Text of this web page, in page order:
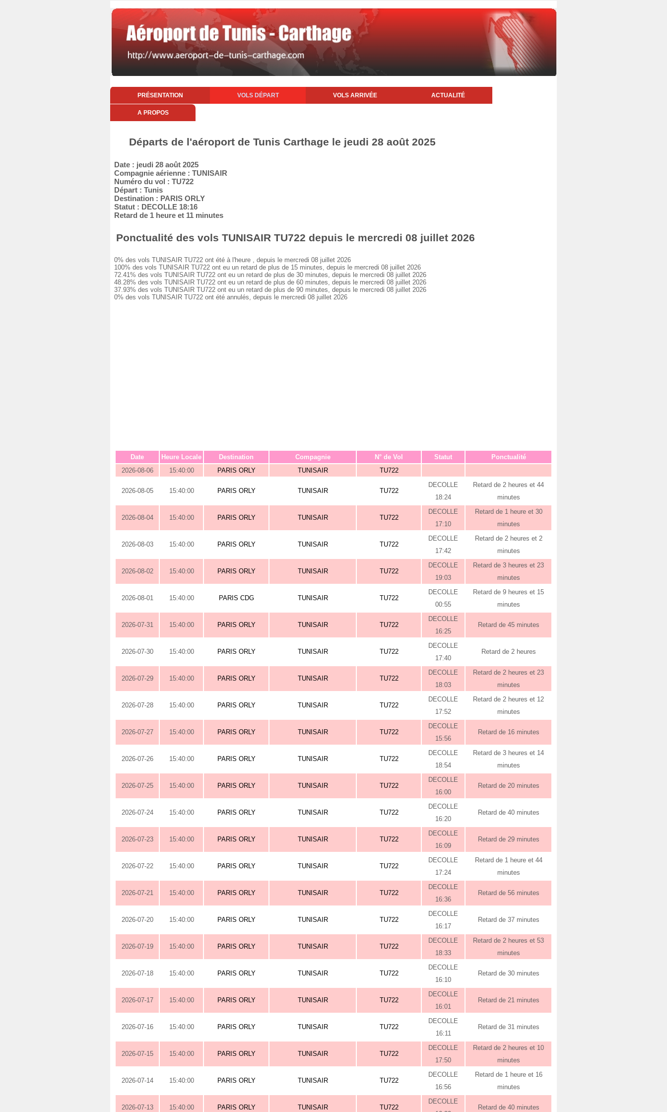
PRÉSENTATION VOLS DÉPART VOLS ARRIVÉE ACTUALITÉ
A PROPOS
Départs de l'aéroport de Tunis Carthage le jeudi 28 août 2025
Date : jeudi 28 août 2025
Compagnie aérienne : TUNISAIR
Numéro du vol : TU722
Départ : Tunis
Destination : PARIS ORLY
Statut : DECOLLE 18:16
Retard de 1 heure et 11 minutes
Ponctualité des vols TUNISAIR TU722 depuis le mercredi 08 juillet 2026
0% des vols TUNISAIR TU722 ont été à l'heure , depuis le mercredi 08 juillet 2026
100% des vols TUNISAIR TU722 ont eu un retard de plus de 15 minutes, depuis le mercredi 08 juillet 2026
72.41% des vols TUNISAIR TU722 ont eu un retard de plus de 30 minutes, depuis le mercredi 08 juillet 2026
48.28% des vols TUNISAIR TU722 ont eu un retard de plus de 60 minutes, depuis le mercredi 08 juillet 2026
37.93% des vols TUNISAIR TU722 ont eu un retard de plus de 90 minutes, depuis le mercredi 08 juillet 2026
0% des vols TUNISAIR TU722 ont été annulés, depuis le mercredi 08 juillet 2026
Date Heure Locale Destination Compagnie N° de Vol Statut
Ponctualité
2026-08-06
15:40:00 PARIS ORLY TUNISAIR TU722
2026-08-05 15:40:00 PARIS ORLY TUNISAIR TU722
DECOLLE
18:24
Retard de 2 heures et 44
minutes
2026-08-04 15:40:00 PARIS ORLY TUNISAIR TU722
DECOLLE
17:10
Retard de 1 heure et 30
minutes
2026-08-03 15:40:00 PARIS ORLY TUNISAIR TU722
DECOLLE
17:42
Retard de 2 heures et 2
minutes
2026-08-02 15:40:00 PARIS ORLY TUNISAIR TU722
DECOLLE
19:03
Retard de 3 heures et 23
minutes
2026-08-01 15:40:00 PARIS CDG TUNISAIR TU722
DECOLLE
00:55
Retard de 9 heures et 15
minutes
2026-07-31 15:40:00 PARIS ORLY TUNISAIR TU722
DECOLLE
16:25
Retard de 45 minutes
2026-07-30 15:40:00 PARIS ORLY TUNISAIR TU722
DECOLLE
17:40
Retard de 2 heures
2026-07-29 15:40:00 PARIS ORLY TUNISAIR TU722
DECOLLE
18:03
Retard de 2 heures et 23
minutes
2026-07-28 15:40:00 PARIS ORLY TUNISAIR TU722
DECOLLE
17:52
Retard de 2 heures et 12
minutes
2026-07-27 15:40:00 PARIS ORLY TUNISAIR TU722
DECOLLE
15:56
Retard de 16 minutes
2026-07-26 15:40:00 PARIS ORLY TUNISAIR TU722
DECOLLE
18:54
Retard de 3 heures et 14
minutes
2026-07-25 15:40:00 PARIS ORLY TUNISAIR TU722
DECOLLE
16:00
Retard de 20 minutes
2026-07-24 15:40:00 PARIS ORLY TUNISAIR TU722
DECOLLE
16:20
Retard de 40 minutes
2026-07-23 15:40:00 PARIS ORLY TUNISAIR TU722
DECOLLE
16:09
Retard de 29 minutes
2026-07-22 15:40:00 PARIS ORLY TUNISAIR TU722
DECOLLE
17:24
Retard de 1 heure et 44
minutes
2026-07-21 15:40:00 PARIS ORLY TUNISAIR TU722
DECOLLE
16:36
Retard de 56 minutes
2026-07-20 15:40:00 PARIS ORLY TUNISAIR TU722
DECOLLE
16:17
Retard de 37 minutes
2026-07-19 15:40:00 PARIS ORLY TUNISAIR TU722
DECOLLE
18:33
Retard de 2 heures et 53
minutes
2026-07-18 15:40:00 PARIS ORLY TUNISAIR TU722
DECOLLE
16:10
Retard de 30 minutes
2026-07-17 15:40:00 PARIS ORLY TUNISAIR TU722
DECOLLE
16:01
Retard de 21 minutes
2026-07-16 15:40:00 PARIS ORLY TUNISAIR TU722
DECOLLE
16:11
Retard de 31 minutes
2026-07-15 15:40:00 PARIS ORLY TUNISAIR TU722
DECOLLE
17:50
Retard de 2 heures et 10
minutes
2026-07-14 15:40:00 PARIS ORLY TUNISAIR TU722
DECOLLE
16:56
Retard de 1 heure et 16
minutes
2026-07-13 15:40:00 PARIS ORLY TUNISAIR TU722
DECOLLE
Retard de 40 minutes